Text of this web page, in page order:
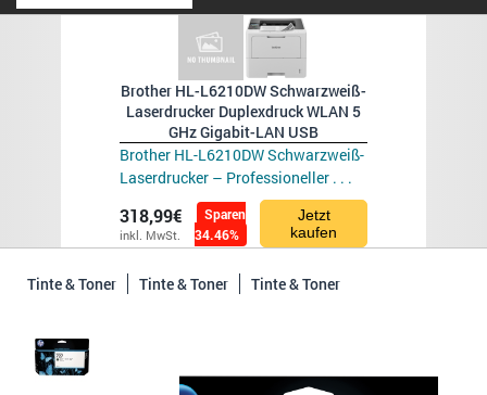
Brother HL-L6210DW Schwarzweiß-
Laserdrucker Duplexdruck WLAN 5
GHz Gigabit-LAN USB
Brother HL-L6210DW Schwarzweiß-
Laserdrucker – Professioneller . . .
318,99€
inkl. MwSt.
Sparen
34.46%
Jetzt
kaufen
Tinte & Toner Tinte & Toner Tinte & Toner